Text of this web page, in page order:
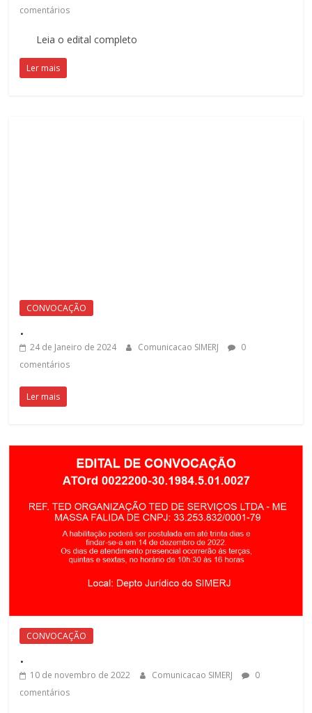
comentários
Leia o edital completo
Ler mais
CONVOCAÇÃO
.
24 de Janeiro de 2024 Comunicacao SIMERJ
0
comentários
Ler mais
CONVOCAÇÃO
.
10 de novembro de 2022 Comunicacao SIMERJ
0
comentários